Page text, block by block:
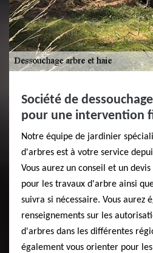
Société de
pour une intervention
Notre équipe de jardinier
d'arbres est à votre service
Vous aurez un conseil et un
pour les travaux d'arbre ainsi
suivra si nécessaire. Vous aurez
renseignements sur les
d'arbres dans les différentes
également vous orienter pour